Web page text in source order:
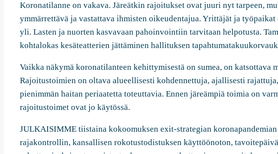
Koronatilanne on vakava. Järeätkin rajoitukset ovat juuri nyt tarpeen,
ymmärrettävä ja vastattava ihmisten oikeudentajua. Yrittäjät ja
yli. Lasten ja nuorten kasvavaan pahoinvointiin tarvitaan helpotusta.
kohtalokas kesäteatterien jättäminen hallituksen
Vaikka näkymä koronatilanteen kehittymisestä on sumea, on katsottava
Rajoitustoimien on oltava alueellisesti kohdennettuja, ajallisesti
pienimmän haitan periaatetta toteuttavia. Ennen järeämpiä toimia on
rajoitustoimet ovat jo käytössä.
JULKAISIMME tiistaina kokoomuksen exit-strategian koronapandemian
rajakontrollin, kansallisen rokotustodistuksen käyttöönoton,